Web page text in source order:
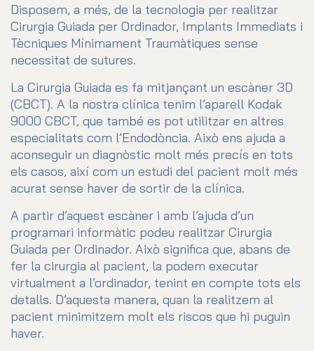
Disposem, a més, de la tecnologia per realitzar
Cirurgia Guiada per Ordinador, Implants Immediats i
Tècniques Mínimament Traumàtiques sense
necessitat de sutures.
La Cirurgia Guiada es fa mitjançant un escàner 3D
(CBCT). A la nostra clínica tenim l’aparell Kodak
9000 CBCT, que també es pot utilitzar en altres
especialitats com l’Endodòncia. Això ens ajuda a
aconseguir un diagnòstic molt més precís en tots
els casos, així com un estudi del pacient molt més
acurat sense haver de sortir de la clínica.
A partir d’aquest escàner i amb l’ajuda d’un
programari informàtic podeu realitzar Cirurgia
Guiada per Ordinador. Això significa que, abans de
fer la cirurgia al pacient, la podem executar
virtualment a l’ordinador, tenint en compte tots els
detalls. D’aquesta manera, quan la realitzem al
pacient minimitzem molt els riscos que hi puguin
haver.